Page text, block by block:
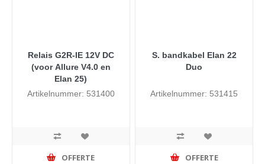
Relais G2R-IE 12V DC
(voor Allure V4.0 en
Elan 25)
Artikelnummer: 531400
OFFERTE
S. bandkabel Elan 22
Duo
Artikelnummer: 531415
OFFERTE